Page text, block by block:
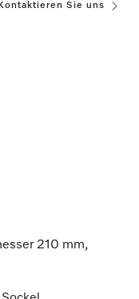
Kontaktieren Sie uns
210 mm,